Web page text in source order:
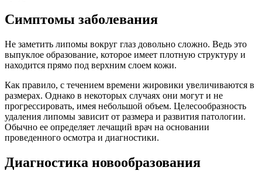
Симптомы заболевания
Не заметить липомы вокруг глаз довольно сложно. Ведь это
выпуклое образование, которое имеет плотную структуру и
находится прямо под верхним слоем кожи.
Как правило, с течением времени жировики увеличиваются в
размерах. Однако в некоторых случаях они могут и не
прогрессировать, имея небольшой объем. Целесообразность
удаления липомы зависит от размера и развития патологии.
Обычно ее определяет лечащий врач на основании
проведенного осмотра и диагностики.
Диагностика новообразования